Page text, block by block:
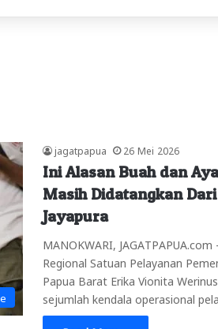
jagatpapua 26 Mei 2026
Ini Alasan Buah dan
Masih Didatangkan
Jayapura
MANOKWARI,
Regional Satuan Pelayanan
Papua Barat Erika Vionita
sejumlah kendala operasional